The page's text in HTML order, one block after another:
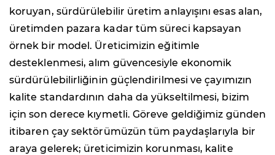
koruyan, sürdürülebilir üretim anlayışını esas alan,
üretimden pazara kadar tüm süreci kapsayan
örnek bir model. Üreticimizin eğitimle
desteklenmesi, alım güvencesiyle ekonomik
sürdürülebilirliğinin güçlendirilmesi ve çayımızın
kalite standardının daha da yükseltilmesi, bizim
için son derece kıymetli. Göreve geldiğimiz günden
itibaren çay sektörümüzün tüm paydaşlarıyla bir
araya gelerek; üreticimizin korunması, kalite